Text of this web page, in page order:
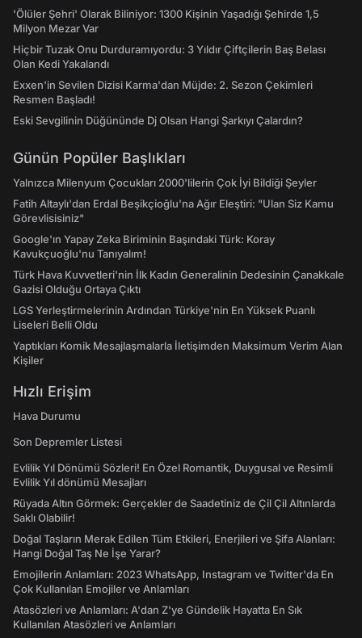
'Ölüler Şehri' Olarak Biliniyor: 1300 Kişinin Yaşadığı Şehirde 1,5
Milyon Mezar Var
Hiçbir Tuzak Onu Durduramıyordu: 3 Yıldır Çiftçilerin Baş Belası
Olan Kedi Yakalandı
Exxen'in Sevilen Dizisi Karma'dan Müjde: 2. Sezon Çekimleri
Resmen Başladı!
Eski Sevgilinin Düğününde Dj Olsan Hangi Şarkıyı Çalardın?
Günün Popüler Başlıkları
Yalnızca Milenyum Çocukları 2000'lilerin Çok İyi Bildiği Şeyler
Fatih Altaylı'dan Erdal Beşikçioğlu'na Ağır Eleştiri: "Ulan Siz Kamu
Görevlisisiniz"
Google'ın Yapay Zeka Biriminin Başındaki Türk: Koray
Kavukçuoğlu'nu Tanıyalım!
Türk Hava Kuvvetleri'nin İlk Kadın Generalinin Dedesinin Çanakkale
Gazisi Olduğu Ortaya Çıktı
LGS Yerleştirmelerinin Ardından Türkiye'nin En Yüksek Puanlı
Liseleri Belli Oldu
Yaptıkları Komik Mesajlaşmalarla İletişimden Maksimum Verim Alan
Kişiler
Hızlı Erişim
Hava Durumu
Son Depremler Listesi
Evlilik Yıl Dönümü Sözleri! En Özel Romantik, Duygusal ve Resimli
Evlilik Yıl dönümü Mesajları
Rüyada Altın Görmek: Gerçekler de Saadetiniz de Çil Çil Altınlarda
Saklı Olabilir!
Doğal Taşların Merak Edilen Tüm Etkileri, Enerjileri ve Şifa Alanları:
Hangi Doğal Taş Ne İşe Yarar?
Emojilerin Anlamları: 2023 WhatsApp, Instagram ve Twitter'da En
Çok Kullanılan Emojiler ve Anlamları
Atasözleri ve Anlamları: A'dan Z'ye Gündelik Hayatta En Sık
Kullanılan Atasözleri ve Anlamları